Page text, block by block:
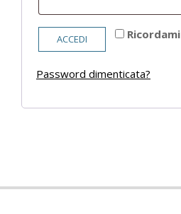
Ricordami
ACCEDI
Password dimenticata?
05-